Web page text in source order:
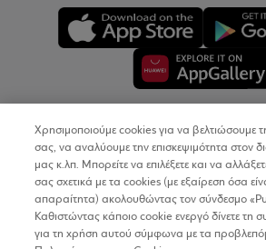
Copyright © 2026
Όροι Χρήσης
Προσωπικά Δεδομένα στον
Χρησιμοποιούμε cookies για να βελτιώσουμε
σας, να αναλύουμε την επισκεψιμότητα στον
μας κ.λπ. Μπορείτε να επιλέξετε και να
σας σχετικά με τα cookies (με εξαίρεση όσα
απαραίτητα) ακολουθώντας τον σύνδεσμο
Καθιστώντας κάποιο cookie ενεργό δίνετε τη
για τη χρήση αυτού σύμφωνα με τα